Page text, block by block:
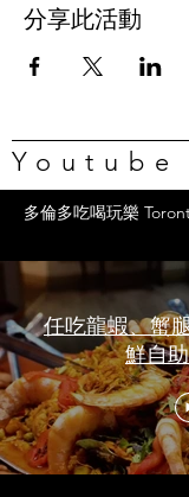
分享此活動
Youtube
多倫多吃喝玩樂
任吃龍蝦、蟹
鮮自